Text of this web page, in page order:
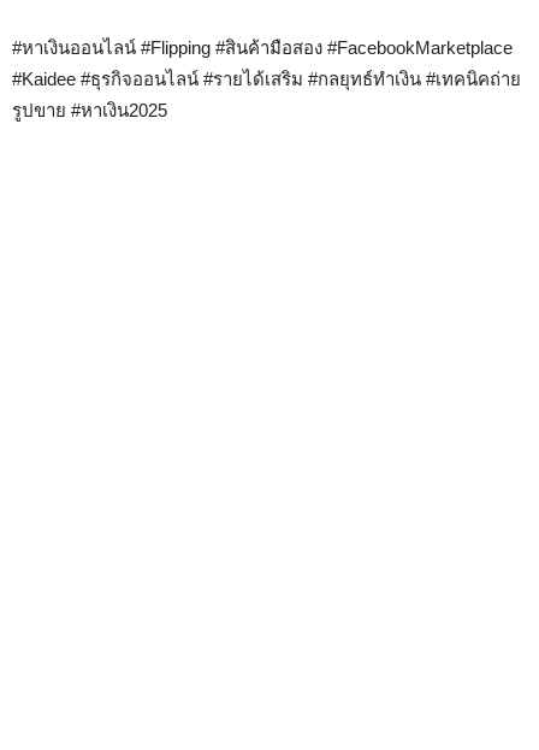
#หาเงินออนไลน์ #Flipping #สินค้ามือสอง #FacebookMarketplace
#Kaidee #ธุรกิจออนไลน์ #รายได้เสริม #กลยุทธ์ทำเงิน #เทคนิคถ่าย
รูปขาย #หาเงิน2025